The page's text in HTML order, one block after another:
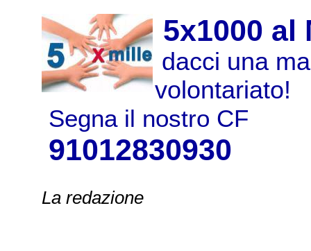
5x1000 al
dacci una
volontariato!
Segna il nostro CF
91012830930
La redazione